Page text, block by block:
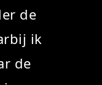
de
ik
de